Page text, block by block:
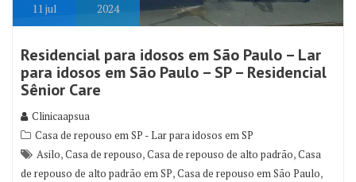
11jul 2024
Residencial para idosos em São Paulo – Lar
para idosos em São Paulo – SP – Residencial
Sênior Care
Clinicaapsua
Casa de repouso em SP - Lar para idosos em SP
Asilo,Casa de repouso,Casa de repouso de alto padrão,Casa
de repouso de alto padrão em SP,Casa de repouso em São Paulo,